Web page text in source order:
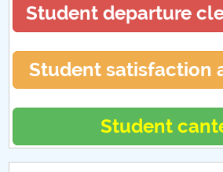
Student departure
Student satisfaction
Student